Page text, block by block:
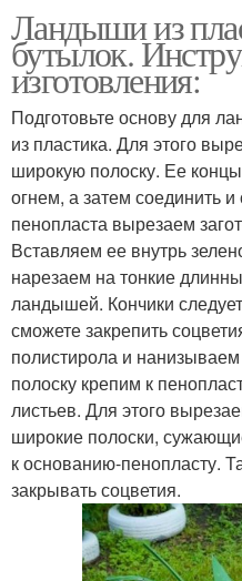
Ландыши из
бутылок.
изготовления:
Подготовьте основу для
из пластика. Для этого
широкую полоску. Ее
огнем, а затем соединить
пенопласта вырезаем
Вставляем ее внутрь
нарезаем на тонкие
ландышей. Кончики
сможете закрепить
полистирола и
полоску крепим к
листьев. Для этого
широкие полоски,
к основанию-пенопласту.
закрывать соцветия.